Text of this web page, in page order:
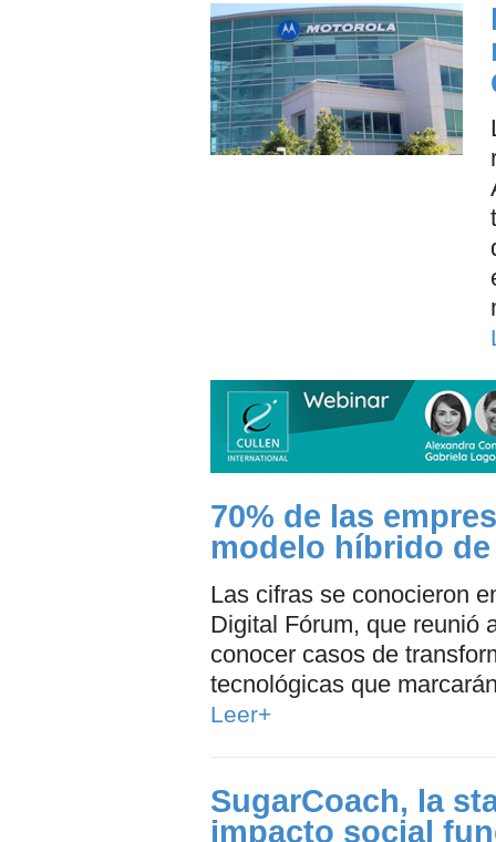
70% de las
modelo híbrido
Las cifras se conocieron
Digital Fórum, que reunió
conocer casos de
tecnológicas que
Leer+
SugarCoach, la
impacto social